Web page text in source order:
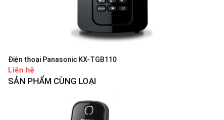
Điện thoại Panasonic KX-TGB110
Liên hệ
SẢN PHẨM CÙNG LOẠI